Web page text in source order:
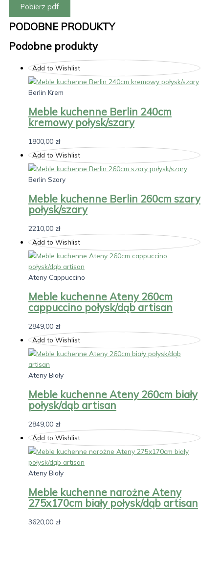
Pobierz pdf
PODOBNE PRODUKTY
Podobne produkty
Add to Wishlist
Berlin Krem
Meble kuchenne Berlin 240cm
kremowy połysk/szary
1800,00 zł
Add to Wishlist
Berlin Szary
Meble kuchenne Berlin 260cm szary
połysk/szary
2210,00 zł
Add to Wishlist
Ateny Cappuccino
Meble kuchenne Ateny 260cm
cappuccino połysk/dąb artisan
2849,00 zł
Add to Wishlist
Ateny Biały
Meble kuchenne Ateny 260cm biały
połysk/dąb artisan
2849,00 zł
Add to Wishlist
Ateny Biały
Meble kuchenne narożne Ateny
275x170cm biały połysk/dąb artisan
3620,00 zł